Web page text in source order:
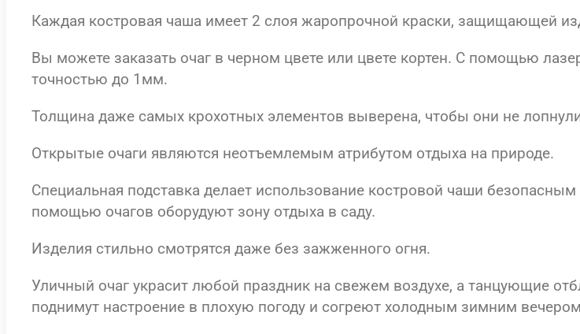
Каждая костровая чаша имеет 2 слоя жаропрочной краски, защищающей
Вы можете заказать очаг в черном цвете или цвете кортен. С помощью
точностью до 1мм.
Толщина даже самых крохотных элементов выверена, чтобы они не
Открытые очаги являются неотъемлемым атрибутом отдыха на природе.
Специальная подставка делает использование костровой чаши
помощью очагов оборудуют зону отдыха в саду.
Изделия стильно смотрятся даже без зажженного огня.
Уличный очаг украсит любой праздник на свежем воздухе, а танцующие
поднимут настроение в плохую погоду и согреют холодным зимним